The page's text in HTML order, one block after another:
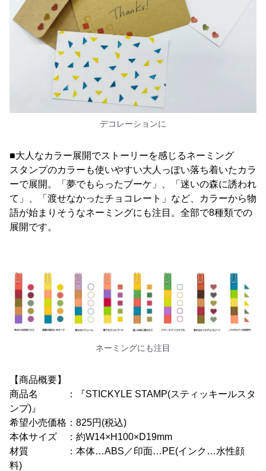
デコレーションに
■大人なカラー展開でストーリーを感じるネーミング
スタンプのカラーも使いやすい大人っぽい落ち着いたカラ
ーで展開。「夢でもらったブーケ」、「迷いの森に誘われ
て」、「渡せなかったチョコレート」など、カラーから物
語が始まりそうなネーミングにも注目。全部で8種類での
展開です。
ネーミングにも注目
【商品概要】
商品名 ：『STICKYLE STAMP(スティッキールスタ
ンプ)』
希望小売価格：825円(税込)
本体サイズ ：約W14×H100×D19mm
材質 ：本体…ABS／印面…PE(インク…水性顔
料)